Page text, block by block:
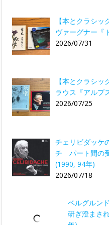
【本とクラシ
ヴァーグナー『
2026/07/31
【本とクラシ
ラウス『アルプ
2026/07/25
チェリビダッケ
チ パート間の
(1990, 94年)
2026/07/18
ベルグルン
研ぎ澄まさ